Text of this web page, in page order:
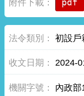
初設戶
2024-
內政